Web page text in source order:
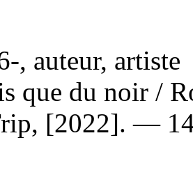
, auteur, artiste
que du noir /
[2022]. —